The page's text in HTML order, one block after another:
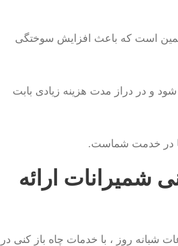
است که باعث افزایش سوختگی
و در دراز مدت هزینه زیادی بابت
در خدمت شماست.
شمیرانات ارائه
شبانه روز ، با خدمات چاه باز کنی در